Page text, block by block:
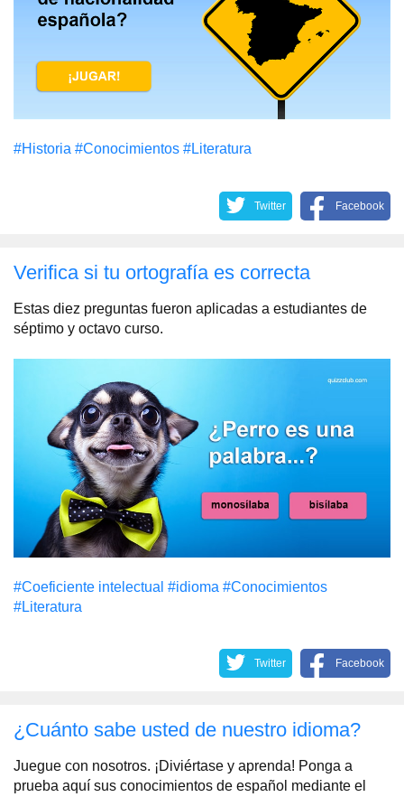
#Historia #Conocimientos #Literatura
Twitter Facebook
Verifica si tu ortografía es correcta
Estas diez preguntas fueron aplicadas a estudiantes de
séptimo y octavo curso.
#Coeficiente intelectual #idioma #Conocimientos
#Literatura
Twitter Facebook
¿Cuánto sabe usted de nuestro idioma?
Juegue con nosotros. ¡Diviértase y aprenda! Ponga a
prueba aquí sus conocimientos de español mediante el